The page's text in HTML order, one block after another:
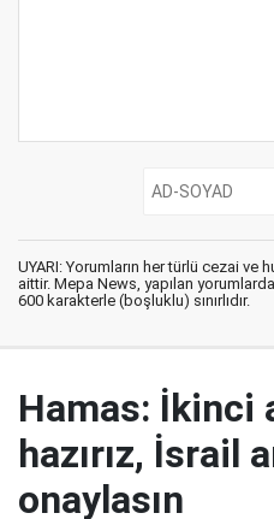
UYARI: Yorumların her türlü cezai
aittir. Mepa News, yapılan
600 karakterle (boşluklu) sınırlıdır.
Hamas: İkinci
hazırız, İsrail
onaylasın